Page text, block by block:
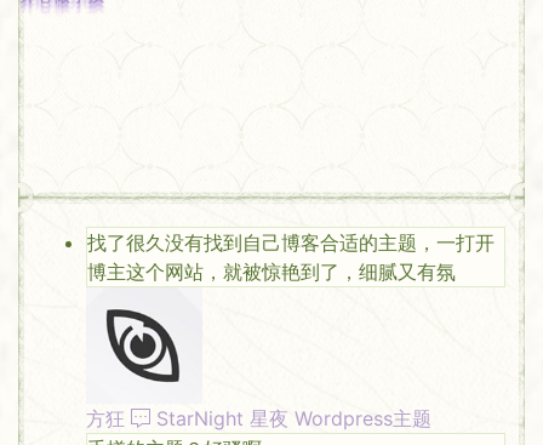
找了很久没有找到自己博客合适的主题，一打开
博主这个网站，就被惊艳到了，细腻又有氛
方狂
StarNight 星夜 Wordpress主题